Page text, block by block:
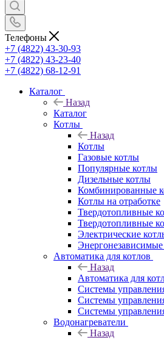
Телефоны
+7 (4822) 43-30-93
+7 (4822) 43-23-40
+7 (4822) 68-12-91
Каталог
Назад
Каталог
Котлы
Назад
Котлы
Газовые котлы
Популярные котлы
Дизельные котлы
Комбинированные
Котлы на отработке
Твердотопливные
Твердотопливные
Электрические
Автоматика для котлов
Назад
Автоматика для
Системы
Системы
Системы
Водонагреватели
Назад